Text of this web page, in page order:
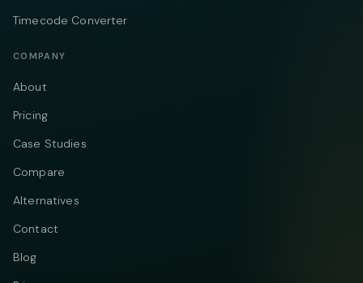
Timecode Converter
COMPANY
About
Pricing
Case Studies
Compare
Alternatives
Contact
Blog